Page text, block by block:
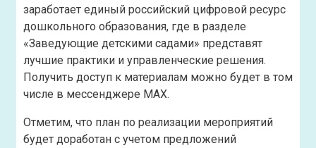
заработает единый российский цифровой ресурс
дошкольного образования, где в разделе
«Заведующие детскими садами» представят
лучшие практики и управленческие решения.
Получить доступ к материалам можно будет в том
числе в мессенджере MAX.
Отметим, что план по реализации мероприятий
будет доработан с учетом предложений